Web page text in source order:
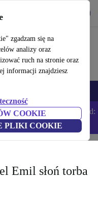
zgadzam się na
analizy oraz
ruch na stronie oraz
informacji znajdziesz
COOKIE
PLIKI COOKIE
iPhone’ach – Kod:
Emil słoń torba